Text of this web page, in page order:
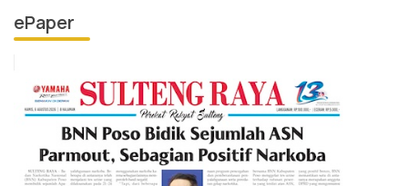
ePaper